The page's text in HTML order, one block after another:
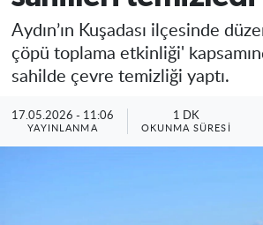
Aydın’ın Kuşadası ilçesinde
çöpü toplama etkinliği'
sahilde çevre temizliği yaptı.
17.05.2026 - 11:06
YAYINLANMA
1 DK
OKUNMA SÜRESI
Salihli
Saruhanlı
Soma
Süper Lig Puan Durumu ve
Tüm Manşetler
Son Dakika Haberleri